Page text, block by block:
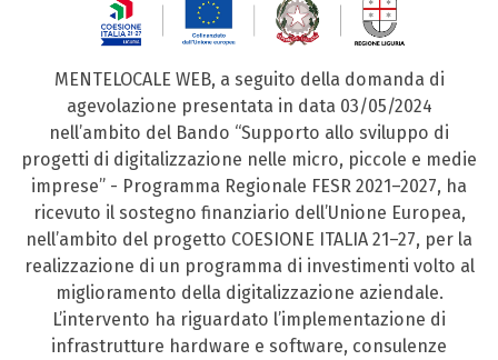
MENTELOCALE WEB, a seguito della domanda di
agevolazione presentata in data 03/05/2024
nell’ambito del Bando “Supporto allo sviluppo di
progetti di digitalizzazione nelle micro, piccole e medie
imprese” - Programma Regionale FESR 2021–2027, ha
ricevuto il sostegno finanziario dell’Unione Europea,
nell’ambito del progetto COESIONE ITALIA 21–27, per la
realizzazione di un programma di investimenti volto al
miglioramento della digitalizzazione aziendale.
L’intervento ha riguardato l’implementazione di
infrastrutture hardware e software, consulenze